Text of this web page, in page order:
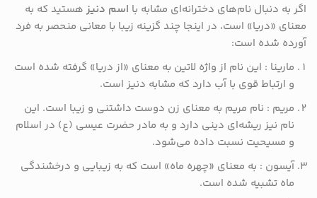
اگر به دنبال نام‌های دخترانه‌ای مشابه با اسم دنیز هستید که به
معنای «دریا» است، در اینجا چند گزینه زیبا با معانی منحصر به فرد
آورده شده است:
مارینا : این نام از واژه لاتین به معنای «از دریا» گرفته شده است
و ارتباط قوی با آب دارد که مشابه دنیز است.
مریم : نام مریم به معنای زن دوست داشتنی و زیبا است. این
نام نیز ریشه‌ای دینی دارد و به مادر حضرت عیسی (ع) در اسلام
و مسیحیت نسبت داده می‌شود.
آیسون : به معنای «چهره ماه» است که به زیبایی و درخشندگی
ماه تشبیه شده است.